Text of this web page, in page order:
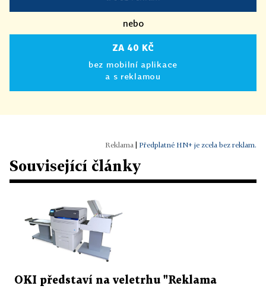
nebo
ZA 40 KČ
bez mobilní aplikace
a s reklamou
Předplatné HN+ je zcela bez reklam.
Související články
OKI představí na veletrhu "Reklama